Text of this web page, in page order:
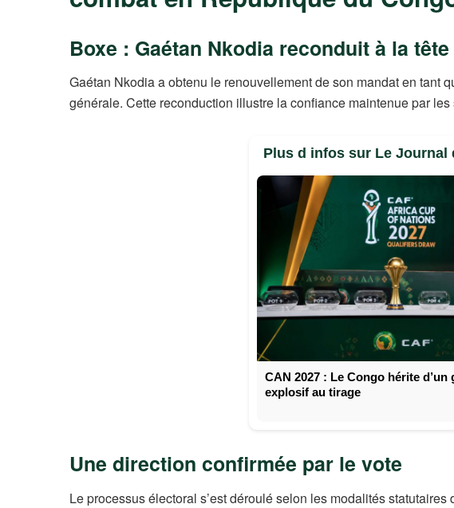
Boxe : Gaétan Nkodia reconduit à la
Gaétan Nkodia a obtenu le renouvellement de son mandat en tant
générale. Cette reconduction illustre la confiance maintenue par
Plus d infos sur Le Journal
CAN 2027 : Le Congo hérite d’un
explosif au tirage
Une direction confirmée par le vote
Le processus électoral s’est déroulé selon les modalités